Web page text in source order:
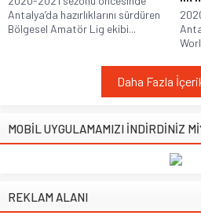
Antalya’da hazırlıklarını sürdüren
Bölgesel Amatör Lig ekibi...
Daha Fazla
MOBİL UYGULAMAMIZI İNDİRDİNİZ
REKLAM ALANI